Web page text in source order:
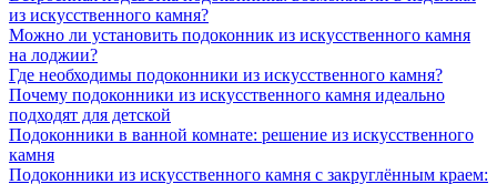
из искусственного камня?
Можно ли установить подоконник из искусственного камня
на лоджии?
Где необходимы подоконники из искусственного камня?
Почему подоконники из искусственного камня идеально
подходят для детской
Подоконники в ванной комнате: решение из искусственного
камня
Подоконники из искусственного камня с закруглённым краем: